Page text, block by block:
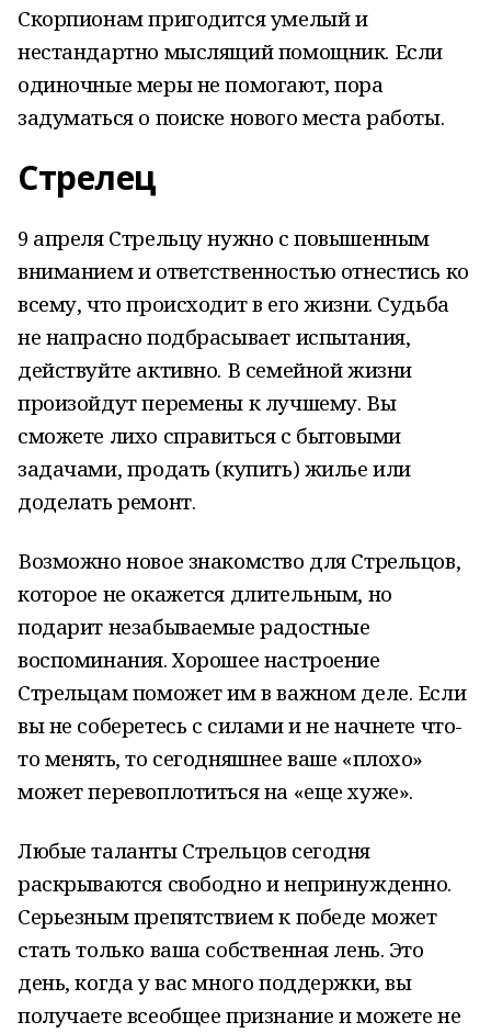
Скорпионам пригодится умелый и
нестандартно мыслящий помощник. Если
одиночные меры не помогают, пора
задуматься о поиске нового места работы.
Стрелец
9 апреля Стрельцу нужно с повышенным
вниманием и ответственностью отнестись ко
всему, что происходит в его жизни. Судьба
не напрасно подбрасывает испытания,
действуйте активно. В семейной жизни
произойдут перемены к лучшему. Вы
сможете лихо справиться с бытовыми
задачами, продать (купить) жилье или
доделать ремонт.
Возможно новое знакомство для Стрельцов,
которое не окажется длительным, но
подарит незабываемые радостные
воспоминания. Хорошее настроение
Стрельцам поможет им в важном деле. Если
вы не соберетесь с силами и не начнете что-
то менять, то сегодняшнее ваше «плохо»
может перевоплотиться на «еще хуже».
Любые таланты Стрельцов сегодня
раскрываются свободно и непринужденно.
Серьезным препятствием к победе может
стать только ваша собственная лень. Это
день, когда у вас много поддержки, вы
получаете всеобщее признание и можете не